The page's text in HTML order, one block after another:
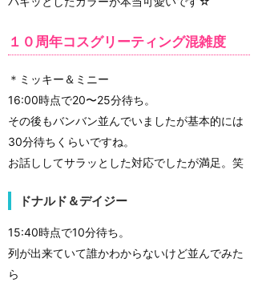
１０周年コスグリーティング混雑度
＊ミッキー＆ミニー
16:00時点で20〜25分待ち。
その後もバンバン並んでいましたが基本的には
30分待ちくらいですね。
お話ししてサラッとした対応でしたが満足。笑
ドナルド＆デイジー
15:40時点で10分待ち。
列が出来ていて誰かわからないけど並んでみた
ら